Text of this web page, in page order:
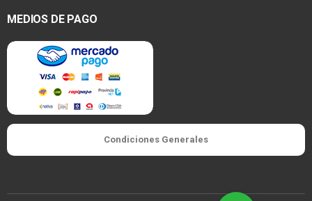
MEDIOS DE PAGO
Condiciones Generales